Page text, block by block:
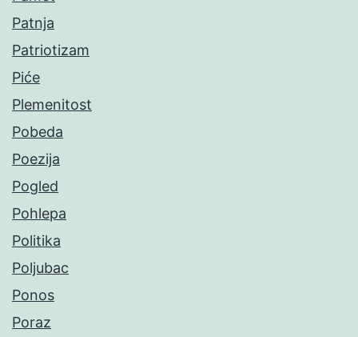
Patnja
Patriotizam
Piće
Plemenitost
Pobeda
Poezija
Pogled
Pohlepa
Politika
Poljubac
Ponos
Poraz